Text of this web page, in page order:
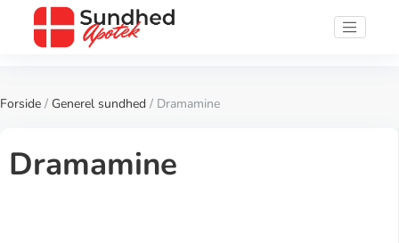
Forside / Generel sundhed / Dramamine
Dramamine